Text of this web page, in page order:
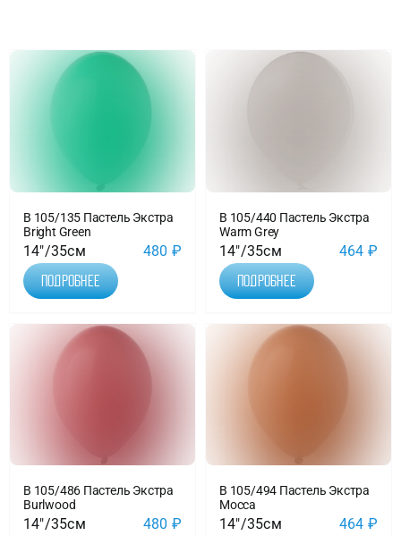
О нас
Контакты
Политика конфиденциальности
В 105/135 Пастель Экстра
Bright Green
14"/35см 480 ₽
Подробнее
В 105/440 Пастель Экстра
Warm Grey
14"/35см 464 ₽
Подробнее
В 105/486 Пастель Экстра
Burlwood
14"/35см 480 ₽
В 105/494 Пастель Экстра
Mocca
14"/35см 464 ₽